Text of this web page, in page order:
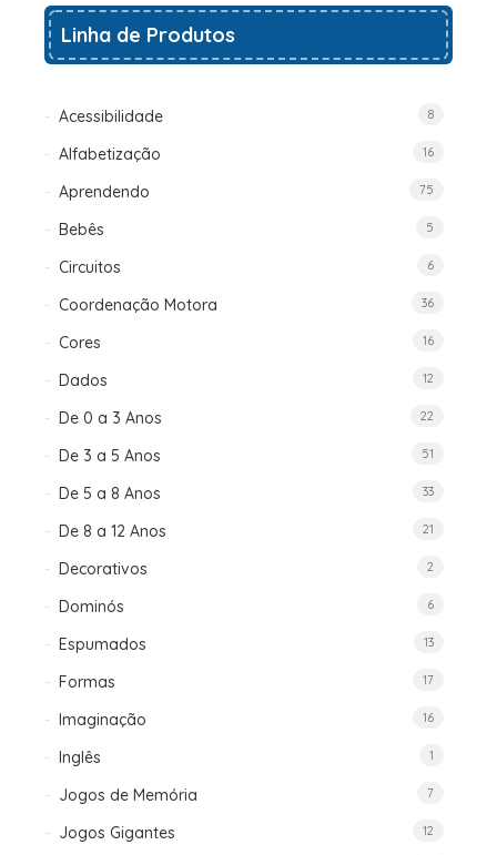
Linha de Produtos
Acessibilidade 8
Alfabetização 16
Aprendendo 75
Bebês 5
Circuitos 6
Coordenação Motora 36
Cores 16
Dados 12
De 0 a 3 Anos 22
De 3 a 5 Anos 51
De 5 a 8 Anos 33
De 8 a 12 Anos 21
Decorativos 2
Dominós 6
Espumados 13
Formas 17
Imaginação 16
Inglês 1
Jogos de Memória 7
Jogos Gigantes 12